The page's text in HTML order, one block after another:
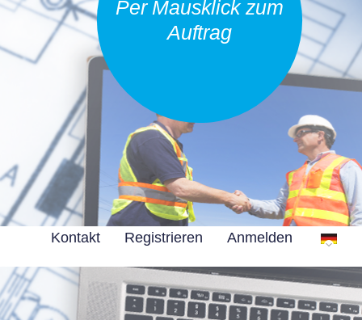
Per Mausklick zum
Auftrag
Kontakt Registrieren Anmelden